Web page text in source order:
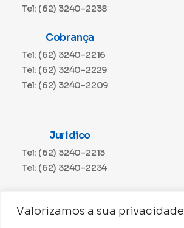
Valorizamos a sua privacidade
Tel: (62) 3240-2238
Cobrança
Tel: (62) 3240-2216
Tel: (62) 3240-2229
Tel: (62) 3240-2209
Jurídico
Tel: (62) 3240-2213
Tel: (62) 3240-2234
Tel: (62) 3240-2230